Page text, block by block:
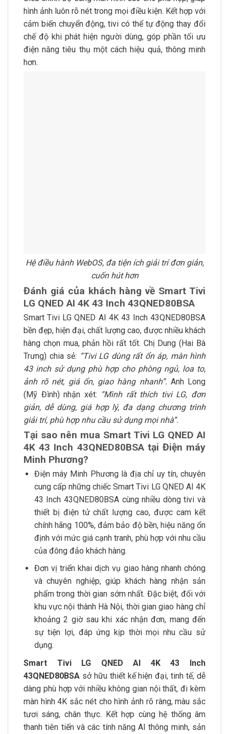
hình ảnh luôn rõ nét trong mọi điều kiện. Kết hợp với
cảm biến chuyển động, tivi có thể tự động thay đổi
chế độ khi phát hiện người dùng, góp phần tối ưu
điện năng tiêu thụ một cách hiệu quả, thông minh
hơn.
Hệ điều hành WebOS, đa tiện ích giải trí đơn giản,
cuốn hút hơn
Đánh giá của khách hàng về Smart Tivi
LG QNED AI 4K 43 Inch 43QNED80BSA
Smart Tivi LG QNED AI 4K 43 Inch 43QNED80BSA
bền đẹp, hiện đại, chất lượng cao, được nhiều khách
hàng chọn mua, phản hồi rất tốt. Chị Dung (Hai Bà
Trưng) chia sẻ: “Tivi LG dùng rất ổn áp, màn hình
43 inch sử dụng phù hợp cho phòng ngủ, loa to,
ảnh rõ nét, giá ổn, giao hàng nhanh”. Anh Long
(Mỹ Đình) nhận xét: “Mình rất thích tivi LG, đơn
giản, dễ dùng, giá hợp lý, đa dạng chương trình
giải trí, phù hợp nhu cầu sử dụng mọi nhà”.
Tại sao nên mua Smart Tivi LG QNED AI
4K 43 Inch 43QNED80BSA tại Điện máy
Minh Phương?
Điện máy Minh Phương là địa chỉ uy tín, chuyên
cung cấp những chiếc Smart Tivi LG QNED AI 4K
43 Inch 43QNED80BSA cùng nhiều dòng tivi và
thiết bị điện tử chất lượng cao, được cam kết
chính hãng 100%, đảm bảo độ bền, hiệu năng ổn
định với mức giá cạnh tranh, phù hợp với nhu cầu
của đông đảo khách hàng.
Đơn vị triển khai dịch vụ giao hàng nhanh chóng
và chuyên nghiệp, giúp khách hàng nhận sản
phẩm trong thời gian sớm nhất. Đặc biệt, đối với
khu vực nội thành Hà Nội, thời gian giao hàng chỉ
khoảng 2 giờ sau khi xác nhận đơn, mang đến
sự tiện lợi, đáp ứng kịp thời mọi nhu cầu sử
dụng.
Smart Tivi LG QNED AI 4K 43 Inch
43QNED80BSA sở hữu thiết kế hiện đại, tinh tế, dễ
dàng phù hợp với nhiều không gian nội thất, đi kèm
màn hình 4K sắc nét cho hình ảnh rõ ràng, màu sắc
tươi sáng, chân thực. Kết hợp cùng hệ thống âm
thanh tiên tiến và các tính năng AI thông minh, sản